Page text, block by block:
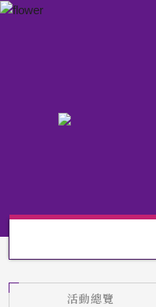
活動總覽